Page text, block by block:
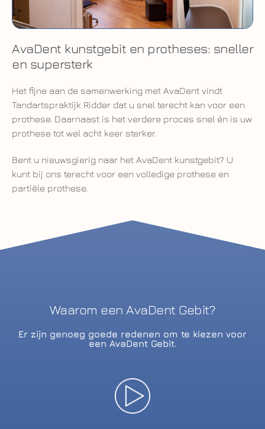
AvaDent kunstgebit en protheses: sneller
en supersterk
Het fijne aan de samenwerking met AvaDent vindt
Tandartspraktijk Ridder dat u snel terecht kan voor een
prothese. Daarnaast is het verdere proces snel én is uw
prothese tot wel acht keer sterker.
Bent u nieuwsgierig naar het AvaDent kunstgebit? U
kunt bij ons terecht voor een volledige prothese en
partiële prothese.
Waarom een AvaDent Gebit?
Er zijn genoeg goede redenen om te kiezen voor
een AvaDent Gebit.